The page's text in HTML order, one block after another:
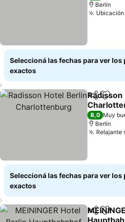
Berlín
Seleccioná las fechas para ver los
exactos
Compartir
8,0 Muy
Berlín
Relajante
Seleccioná las fechas para ver los
exactos
Compartir